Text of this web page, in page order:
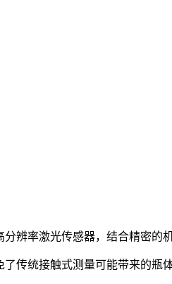
分辨率激光传感器，结合精密的
了传统接触式测量可能带来的瓶